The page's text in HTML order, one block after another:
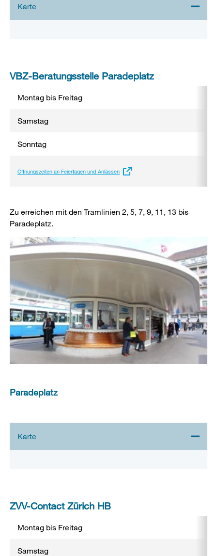
Stadtplan 3D
VBZ-Beratungsstelle Paradeplatz
Montag bis Freitag
Samstag
Sonntag
Externer
Öffnungszeiten an Feiertagen und Anlässen
Zu erreichen mit den Tramlinien 2, 5, 7, 9, 11, 13 bis
Paradeplatz.
Paradeplatz
Stadtplan 3D
ZVV-Contact Zürich HB
Montag bis Freitag
Samstag